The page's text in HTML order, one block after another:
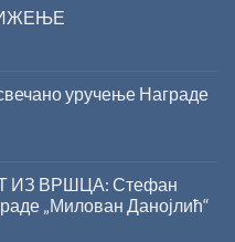
уручење Награде
ИЗ ВРШЦА: Стефан
„Милован Данојлић“